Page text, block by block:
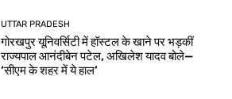
UTTAR PRADESH
गोरखपुर यूनिवर्सिटी में हॉस्टल के खाने पर भड़कीं
राज्यपाल आनंदीबेन पटेल, अखिलेश यादव बोले—
‘सीएम के शहर में ये हाल’